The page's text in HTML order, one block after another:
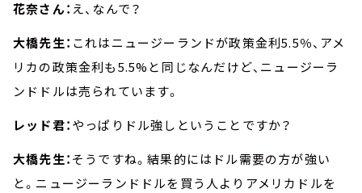
花奈さん： え、なんで？
大橋先生： これはニュージーランドが政策金利5.5％、アメ
リカの政策金利も5.5%と同じなんだけど、ニュージーラ
ンドドルは売られています。
レッド君：やっぱりドル強しということですか？
大橋先生：そうですね。結果的にはドル需要の方が強い
と。ニュージーランドドルを買う人よりアメリカドルを